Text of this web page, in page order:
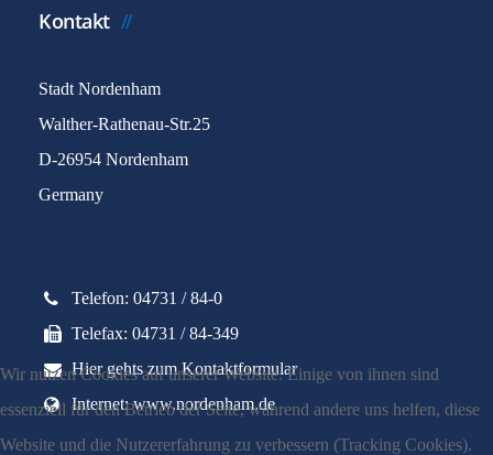
Kontakt
Stadt Nordenham
Walther-Rathenau-Str.25
D-26954 Nordenham
Germany
Telefon: 04731 / 84-0
Telefax: 04731 / 84-349
Hier gehts zum Kontaktformular
Internet: www.nordenham.de
Wir nutzen Cookies auf unserer Website. Einige von ihnen sind
essenziell für den Betrieb der Seite, während andere uns helfen, diese
Website und die Nutzererfahrung zu verbessern (Tracking Cookies).